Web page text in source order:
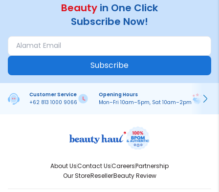
Beauty in One Click
Subscribe Now!
Subscribe
Customer Service
+62 813 1000 9066
Opening Hours
Mon–Fri 10am–5pm, Sat 10am–2pm
About UsContact UsCareersPartnership
Our StoreResellerBeauty Review